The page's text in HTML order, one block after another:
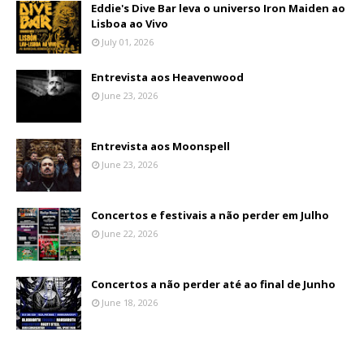
Eddie's Dive Bar leva o universo Iron Maiden ao
Lisboa ao Vivo
July 01, 2026
Entrevista aos Heavenwood
June 23, 2026
Entrevista aos Moonspell
June 23, 2026
Concertos e festivais a não perder em Julho
June 22, 2026
Concertos a não perder até ao final de Junho
June 18, 2026